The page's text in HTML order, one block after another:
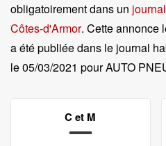
obligatoirement dans un
Côtes-d'Armor. Cette annonce
a été publiée dans le journal
le05/03/2021 pour AUTO
C et M